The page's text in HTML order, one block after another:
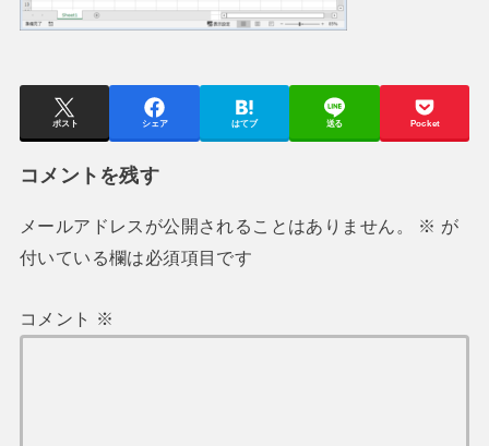
ポスト シェア はてブ 送る Pocket
コメントを残す
メールアドレスが公開されることはありません。 ※ が
付いている欄は必須項目です
コメント ※